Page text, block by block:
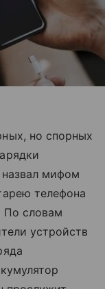
но спорных
мифом
телефона
По словам
устройств